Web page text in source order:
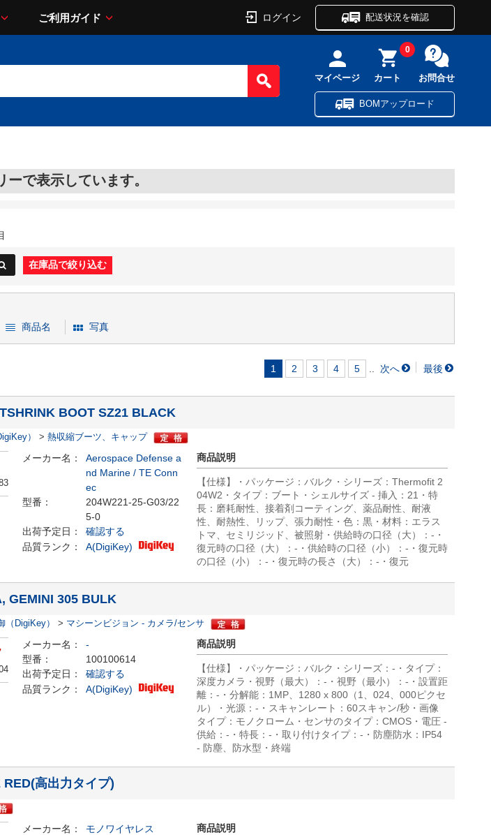
ご利用ガイド ログイン 配送状況を確認
マイページ カート
0
お問合せ
BOMアップロード
で表示しています。
商品名 写真
1 2 3 4 5
BOOT SZ21 BLACK
） > 熱収縮ブーツ、キャップ
メーカー名：
Aerospace Defense a
nd Marine / TE Conn
ec
型番：
204W221-25-G03/22
5-0
出荷予定日：
確認する
品質ランク：
A(DigiKey)
商品説明
【仕様】・パッケージ：バルク・シリーズ：Thermofit 2
04W2・タイプ：ブート・シェルサイズ - 挿入：21・特
長：磨耗耐性、接着剤コーティング、薬品耐性、耐液
性、耐熱性、リップ、張力耐性・色：黒・材料：エラス
トマ、セミリジッド、被照射・供給時の口径（大）：-・
復元時の口径（大）：-・供給時の口径（小）：-・復元時
の口径（小）：-・復元時の長さ（大）：-・復元
GEMINI 305 BULK
DigiKey） > マシーンビジョン - カメラ/センサ
メーカー名：
-
型番：
100100614
出荷予定日：
確認する
品質ランク：
A(DigiKey)
商品説明
【仕様】・パッケージ：バルク・シリーズ：-・タイプ：
深度カメラ・視野（最大）：-・視野（最小）：-・設置距
離：-・分解能：1MP、1280 x 800（1、024、000ピクセ
ル）・光源：-・スキャンレート：60スキャン/秒・画像
タイプ：モノクローム・センサのタイプ：CMOS・電圧 -
供給：-・特長：-・取り付けタイプ：-・防塵防水：IP54
- 防塵、防水型・終端
RED(高出力タイプ)
メーカー名：
モノワイヤレス
商品説明